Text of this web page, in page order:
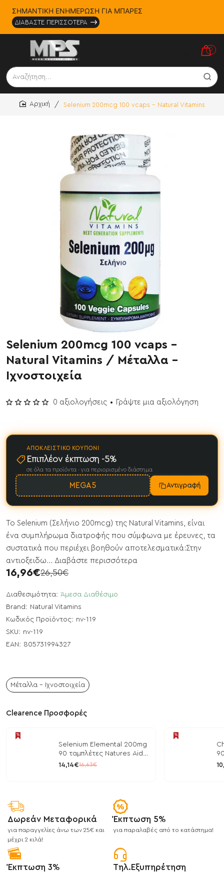
ΣΗΜΑΝΤΙΚΗ ΕΝΗΜΕΡΩΣΗ ΓΙΑ ΜΠΑΡΕΣ
ΔΙΑΒΑΣΤΕ ΠΕΡΙΣΣΟΤΕΡΑ
0
Αναζήτηση...
Selenium 200mcg 100 vcaps - Natural Vitamins
Selenium 200mcg 100 vcaps -
Natural Vitamins / Μέταλλα -
Ιχνοστοιχεία
Διαθεσιμότητα: Άμεσα Διαθέσιμο
Brand: Natural Vitamins
Κωδικός Προϊόντος: nv-119
SKU: nv-119
EAN: 805731994327
0 αξιολογήσεις • Γράψτε μια αξιολόγηση
16,96€26,50€
ΑΠΟΚΛΕΙΣΤΙΚΌ ΚΟΥΠΌΝΙ
Επιπλέον έκπτωση -5%
σε όλα τα προϊόντα · για περιορισμένο διάστημα
MEGA5 Αντιγραφή
Το Selenium (Σελήνιο 200mcg) της Natural Vitamins, είναι
ένα συμπλήρωμα διατροφής που σύμφωνα με έρευνες, τα
συστατικά που περιέχει βοηθούν αποτελεσματικά:Στην
αντιοξειδω... Διαβάστε περισσότερα
Μέταλλα - Ιχνοστοιχεία
Clearence Προσφορές
Selenium Elemental 200mg
90 ταμπλέτες Natures Aid
/ Μέταλλα
14,14€16,63€
/
Δωρεάν Μεταφορικά
για παραγγελίες άνω των 25€ και
μέχρι 2 κιλά!
Έκπτωση 5%
για παραλαβές από το κατάστημα!
Έκπτωση 3% Τηλ.Εξυπηρέτηση